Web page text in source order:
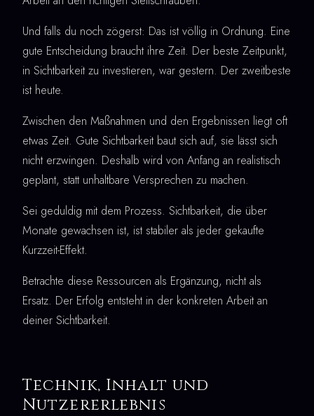
Und falls du noch zögerst: Das ist völlig in Ordnung. Eine
gute Entscheidung braucht ihre Zeit. Der beste Zeitpunkt,
in Sichtbarkeit zu investieren, war gestern. Der zweitbeste
ist heute.
Zwischen den Maßnahmen und den Ergebnissen liegt oft
etwas Zeit. Gute Sichtbarkeit baut sich auf, sie lässt sich
nicht erzwingen. Deshalb wird von Anfang an realistisch
geplant, statt unhaltbare Versprechen zu machen.
Sei geduldig mit dem Prozess. Sichtbarkeit, die über
Monate gewachsen ist, ist stabiler als jeder gekaufte
Kurzzeit-Effekt.
Betrachte diese Ressourcen als Ergänzung, nicht als
Ersatz. Der Erfolg entsteht in der konkreten Arbeit an
deiner Sichtbarkeit.
Technik, Inhalt und
Nutzererlebnis